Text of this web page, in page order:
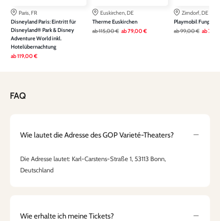
Paris, FR
Disneyland Paris: Eintritt für
Disneyland® Park & Disney
Adventure World inkl.
Hotelübernachtung
ab119,00 €
Euskirchen, DE
Therme Euskirchen
ab115,00 € ab79,00 €
Zirndorf, DE
Playmobil Funpark
ab99,00 € ab
FAQ
Wie lautet die Adresse des GOP Varieté-Theaters?
Die Adresse lautet: Karl-Carstens-Straße 1, 53113 Bonn,
Deutschland
Wie erhalte ich meine Tickets?